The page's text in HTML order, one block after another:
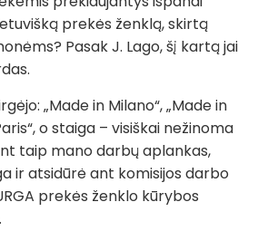
prekės ženklą, skirtą
Pasak J. Lago, šį kartą jai
„Made in Milano“, „Made in
o staiga – visiškai nežinoma
taip mano darbų aplankas,
ir atsidūrė ant komisijos darbo
prekės ženklo kūrybos